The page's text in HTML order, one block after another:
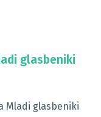
glasbeniki
Mladi glasbeniki